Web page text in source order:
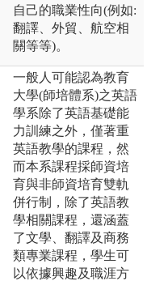
自己的職業性向(例如:
翻譯、外貿、航空相
關等等)。
一般人可能認為教育
大學(師培體系)之英語
學系除了英語基礎能
力訓練之外，僅著重
英語教學的課程，然
而本系課程採師資培
育與非師資培育雙軌
併行制，除了英語教
學相關課程，還涵蓋
了文學、翻譯及商務
類專業課程，學生可
以依據興趣及職涯方